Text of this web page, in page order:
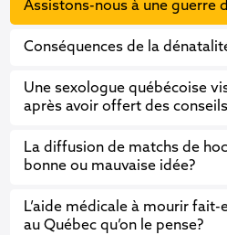
Assistons-nous à une guerre
Conséquences de la
Une sexologue québécoise
après avoir offert des
La diffusion de matchs de
bonne ou mauvaise idée?
L’aide médicale à mourir
au Québec qu’on le pense?